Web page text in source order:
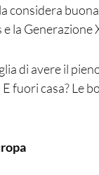
considera
la Generazione
di avere il
fuori casa?